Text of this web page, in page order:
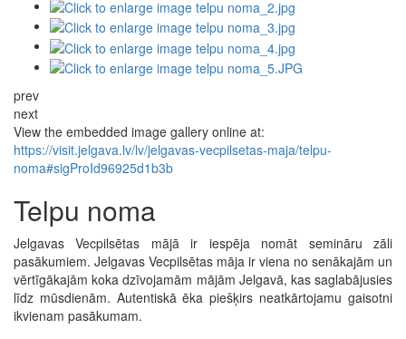
prev
next
View the embedded image gallery online at:
https://visit.jelgava.lv/lv/jelgavas-vecpilsetas-maja/telpu-
noma#sigProId96925d1b3b
Telpu noma
Jelgavas Vecpilsētas mājā ir iespēja nomāt semināru zāli
pasākumiem. Jelgavas Vecpilsētas māja ir viena no senākajām un
vērtīgākajām koka dzīvojamām mājām Jelgavā, kas saglabājusies
līdz mūsdienām. Autentiskā ēka piešķirs neatkārtojamu gaisotni
ikvienam pasākumam.